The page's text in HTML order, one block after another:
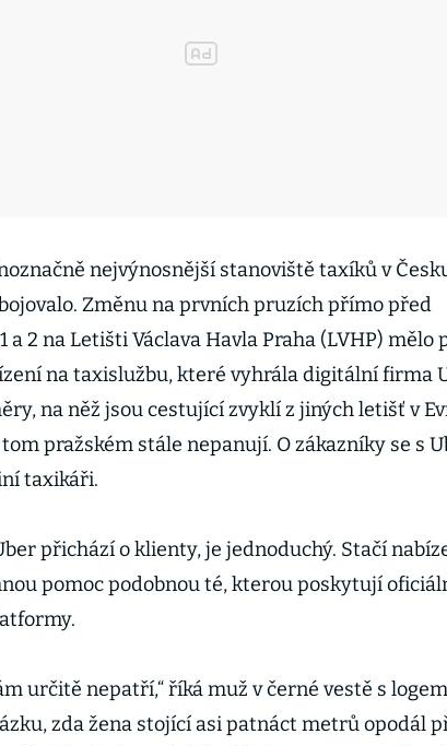
nejvýnosnější stanoviště taxíků v
Změnu na prvních pruzích přímo před
a 2 na Letišti Václava Havla Praha (LVHP) mělo
na taxislužbu, které vyhrála digitální firma
na něž jsou cestující zvyklí z jiných letišť v
pražském stále nepanují. O zákazníky se s
taxikáři.
přichází o klienty, je jednoduchý. Stačí
pomoc podobnou té, kterou poskytují
určitě nepatří,“ říká muž v černé vestě s
zda žena stojící asi patnáct metrů opodál